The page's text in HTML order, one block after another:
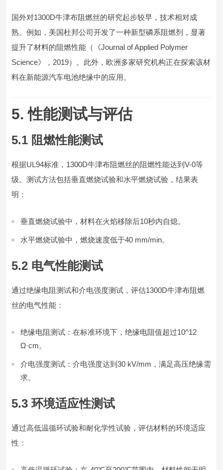
国外对1300D牛津布阻燃丝的研究起步较早，技术相对成
熟。例如，美国杜邦公司开发了一种新型磷系阻燃剂，显著
提升了材料的阻燃性能（《Journal of Applied Polymer
Science》，2019）。此外，欧洲多家研究机构正在探索该材
料在新能源汽车电池绝缘中的应用。
5. 性能测试与评估
5.1 阻燃性能测试
根据UL94标准，1300D牛津布阻燃丝的阻燃性能达到V-0等
级。测试方法包括垂直燃烧试验和水平燃烧试验，结果表
明：
垂直燃烧试验中，材料在火焰移除后10秒内自熄。
水平燃烧试验中，燃烧速度低于40 mm/min。
5.2 电气性能测试
通过绝缘电阻测试和介电强度测试，评估1300D牛津布阻燃
丝的电气性能：
绝缘电阻测试：在标准环境下，绝缘电阻值超过10^12
Ω·cm。
介电强度测试：介电强度达到30 kV/mm，满足高压绝缘需
求。
5.3 环境适应性测试
通过高低温循环试验和耐化学性试验，评估材料的环境适应
性：